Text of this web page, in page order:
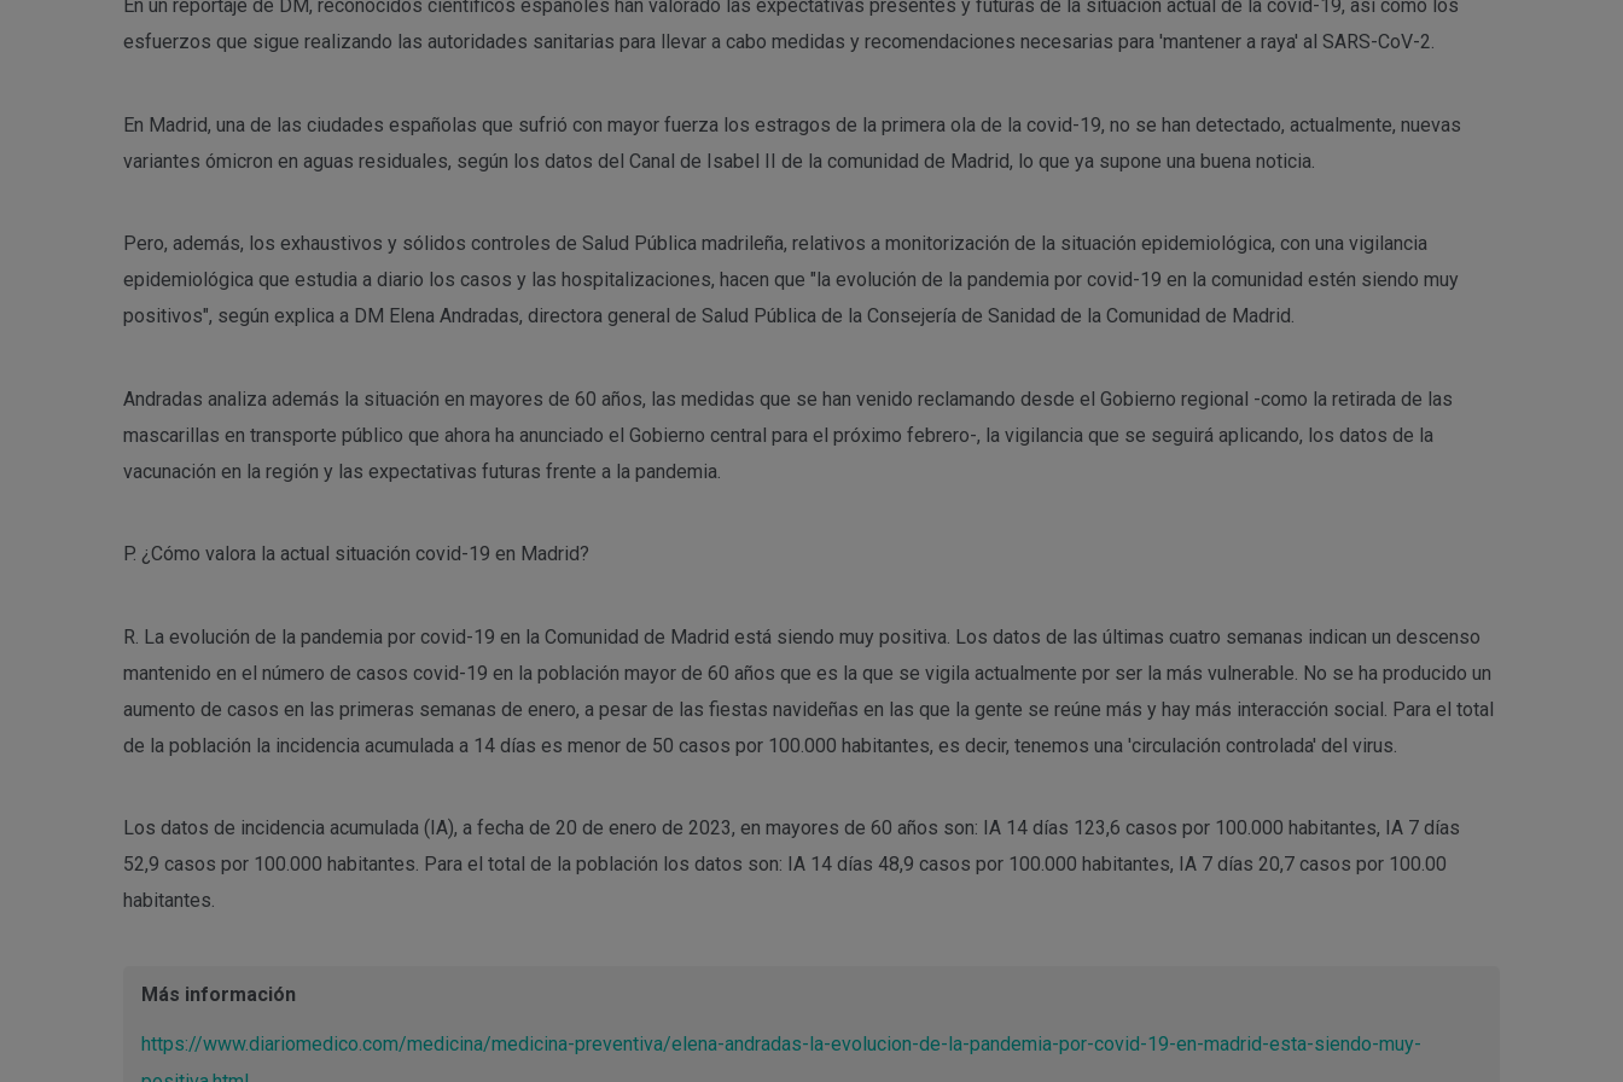
En un reportaje de DM, reconocidos científicos españoles han valorado las expectativas presentes y futuras de la situación actual de la covid-19, así como los
esfuerzos que sigue realizando las autoridades sanitarias para llevar a cabo medidas y recomendaciones necesarias para 'mantener a raya' al SARS-CoV-2.
En Madrid, una de las ciudades españolas que sufrió con mayor fuerza los estragos de la primera ola de la covid-19, no se han detectado, actualmente, nuevas
variantes ómicron en aguas residuales, según los datos del Canal de Isabel II de la comunidad de Madrid, lo que ya supone una buena noticia.
Pero, además, los exhaustivos y sólidos controles de Salud Pública madrileña, relativos a monitorización de la situación epidemiológica, con una vigilancia
epidemiológica que estudia a diario los casos y las hospitalizaciones, hacen que "la evolución de la pandemia por covid-19 en la comunidad estén siendo muy
positivos", según explica a DM Elena Andradas, directora general de Salud Pública de la Consejería de Sanidad de la Comunidad de Madrid.
Andradas analiza además la situación en mayores de 60 años, las medidas que se han venido reclamando desde el Gobierno regional -como la retirada de las
mascarillas en transporte público que ahora ha anunciado el Gobierno central para el próximo febrero-, la vigilancia que se seguirá aplicando, los datos de la
vacunación en la región y las expectativas futuras frente a la pandemia.
P. ¿Cómo valora la actual situación covid-19 en Madrid?
R. La evolución de la pandemia por covid-19 en la Comunidad de Madrid está siendo muy positiva. Los datos de las últimas cuatro semanas indican un descenso
mantenido en el número de casos covid-19 en la población mayor de 60 años que es la que se vigila actualmente por ser la más vulnerable. No se ha producido un
aumento de casos en las primeras semanas de enero, a pesar de las fiestas navideñas en las que la gente se reúne más y hay más interacción social. Para el total
de la población la incidencia acumulada a 14 días es menor de 50 casos por 100.000 habitantes, es decir, tenemos una 'circulación controlada' del virus.
Los datos de incidencia acumulada (IA), a fecha de 20 de enero de 2023, en mayores de 60 años son: IA 14 días 123,6 casos por 100.000 habitantes, IA 7 días
52,9 casos por 100.000 habitantes. Para el total de la población los datos son: IA 14 días 48,9 casos por 100.000 habitantes, IA 7 días 20,7 casos por 100.00
habitantes.
Más información
https://www.diariomedico.com/medicina/medicina-preventiva/elena-andradas-la-evolucion-de-la-pandemia-por-covid-19-en-madrid-esta-siendo-muy-